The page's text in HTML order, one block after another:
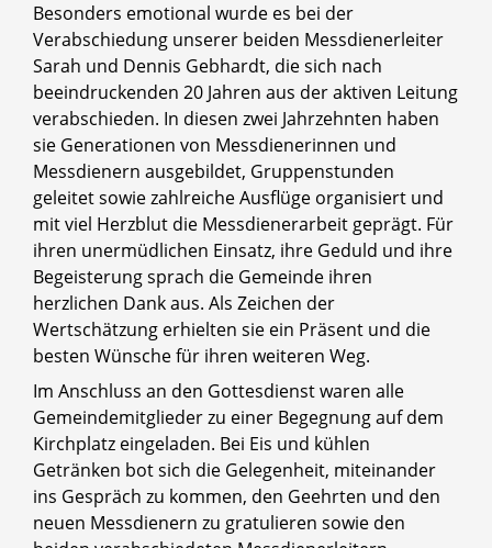
Besonders emotional wurde es bei der
Verabschiedung unserer beiden Messdienerleiter
Sarah und Dennis Gebhardt, die sich nach
beeindruckenden 20 Jahren aus der aktiven Leitung
verabschieden. In diesen zwei Jahrzehnten haben
sie Generationen von Messdienerinnen und
Messdienern ausgebildet, Gruppenstunden
geleitet sowie zahlreiche Ausflüge organisiert und
mit viel Herzblut die Messdienerarbeit geprägt. Für
ihren unermüdlichen Einsatz, ihre Geduld und ihre
Begeisterung sprach die Gemeinde ihren
herzlichen Dank aus. Als Zeichen der
Wertschätzung erhielten sie ein Präsent und die
besten Wünsche für ihren weiteren Weg.
Im Anschluss an den Gottesdienst waren alle
Gemeindemitglieder zu einer Begegnung auf dem
Kirchplatz eingeladen. Bei Eis und kühlen
Getränken bot sich die Gelegenheit, miteinander
ins Gespräch zu kommen, den Geehrten und den
neuen Messdienern zu gratulieren sowie den